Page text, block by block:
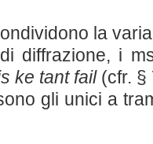
la
diffrazione, i
ke tant fail(cfr. §
gli unici a